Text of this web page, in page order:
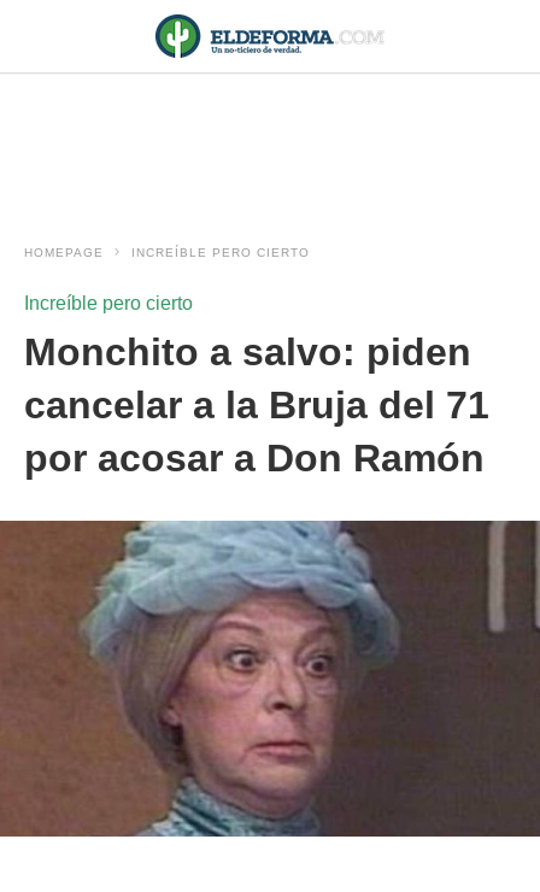
HOMEPAGE INCREÍBLE PERO CIERTO
Increíble pero cierto
Monchito a salvo: piden
cancelar a la Bruja del 71
por acosar a Don Ramón